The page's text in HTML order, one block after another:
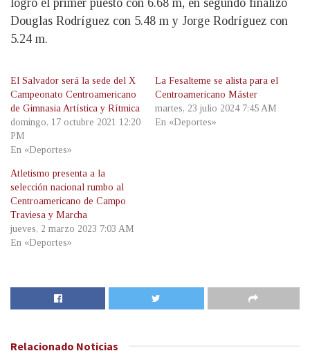
logró el primer puesto con 6.68 m, en segundo finalizó
Douglas Rodríguez con 5.48 m y Jorge Rodríguez con
5.24 m.
El Salvador será la sede del X
Campeonato Centroamericano
de Gimnasia Artística y Rítmica
domingo, 17 octubre 2021 12:20
PM
En «Deportes»
La Fesalteme se alista para el
Centroamericano Máster
martes, 23 julio 2024 7:45 AM
En «Deportes»
Atletismo presenta a la
selección nacional rumbo al
Centroamericano de Campo
Traviesa y Marcha
jueves, 2 marzo 2023 7:03 AM
En «Deportes»
Relacionado Noticias